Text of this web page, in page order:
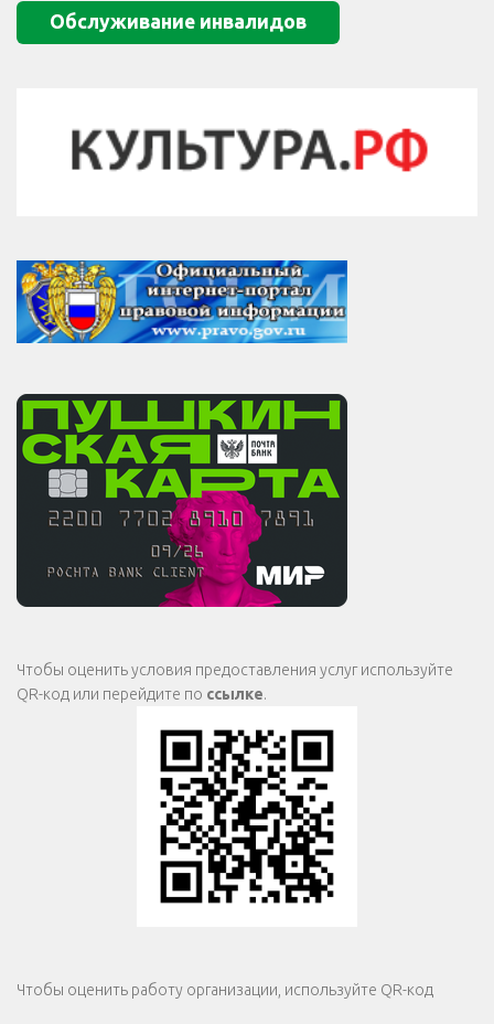
Обслуживание инвалидов
Чтобы оценить условия предоставления услуг используйте
QR-код или перейдите по ссылке.
Чтобы оценить работу организации, используйте QR-код